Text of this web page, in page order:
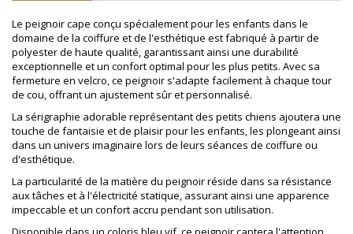
Le peignoir cape conçu spécialement pour les enfants dans le
domaine de la coiffure et de l'esthétique est fabriqué à partir de
polyester de haute qualité, garantissant ainsi une durabilité
exceptionnelle et un confort optimal pour les plus petits. Avec sa
fermeture en velcro, ce peignoir s'adapte facilement à chaque tour
de cou, offrant un ajustement sûr et personnalisé.
La sérigraphie adorable représentant des petits chiens ajoutera une
touche de fantaisie et de plaisir pour les enfants, les plongeant ainsi
dans un univers imaginaire lors de leurs séances de coiffure ou
d'esthétique.
La particularité de la matière du peignoir réside dans sa résistance
aux tâches et à l'électricité statique, assurant ainsi une apparence
impeccable et un confort accru pendant son utilisation.